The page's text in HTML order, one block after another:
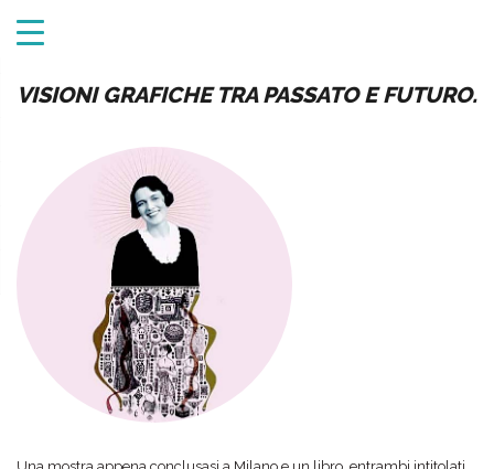
VISIONI GRAFICHE TRA PASSATO E FUTURO.